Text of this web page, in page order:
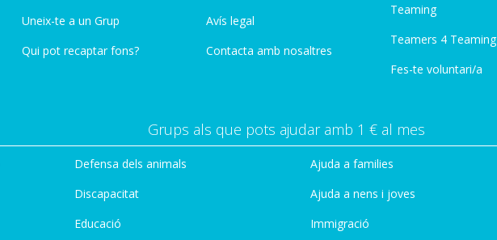
Uneix-te a un Grup
Qui pot recaptar fons?
Avís legal
Contacta amb nosaltres
Teaming
Teamers 4 Teaming
Fes-te voluntari/a
Grups als que pots ajudar amb 1 € al mes
Defensa dels animals
Discapacitat
Educació
Ajuda a families
Ajuda a nens i joves
Immigració